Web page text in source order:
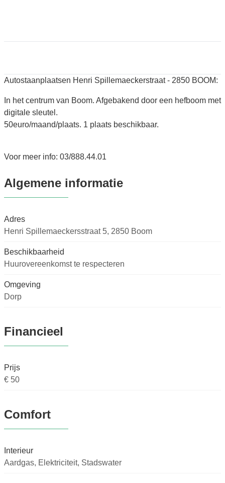
Autostaanplaatsen Henri Spillemaeckerstraat - 2850 BOOM:
In het centrum van Boom. Afgebakend door een hefboom met
digitale sleutel.
50euro/maand/plaats. 1 plaats beschikbaar.
Voor meer info: 03/888.44.01
Algemene informatie
Adres
Henri Spillemaeckersstraat 5, 2850 Boom
Beschikbaarheid
Huurovereenkomst te respecteren
Omgeving
Dorp
Financieel
Prijs
€ 50
Comfort
Interieur
Aardgas, Elektriciteit, Stadswater